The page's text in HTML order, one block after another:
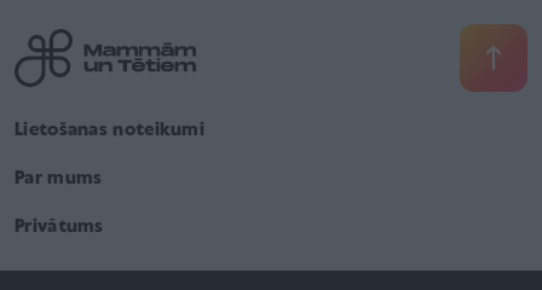
Lietošanas noteikumi
Par mums
Privātums